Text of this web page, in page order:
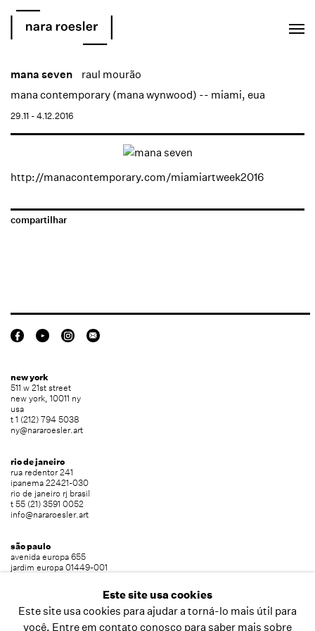
mana seven
raul mourão
mana contemporary (mana wynwood) -- miami, eua
29.11 - 4.12.2016
http://manacontemporary.com/miamiartweek2016
compartilhar
new york
511 w 21st street
new york, 10011 ny
usa
t 1 (212) 794 5038
ny@nararoesler.art
rio de janeiro
rua redentor 241
ipanema 22421-030
rio de janeiro rj brasil
t 55 (21) 3591 0052
info@nararoesler.art
são paulo
avenida europa 655
jardim europa 01449-001
Este site usa cookies
Este site usa cookies para ajudar a torná-lo mais útil para
você. Entre em contato conosco para saber mais sobre